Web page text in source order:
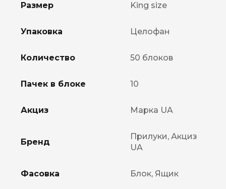
Размер King size
Упаковка Целофан
Количество 50 блоков
Пачек в блоке 10
Акциз Марка UA
Бренд
Прилуки, Акциз
UA
Фасовка Блок, Ящик